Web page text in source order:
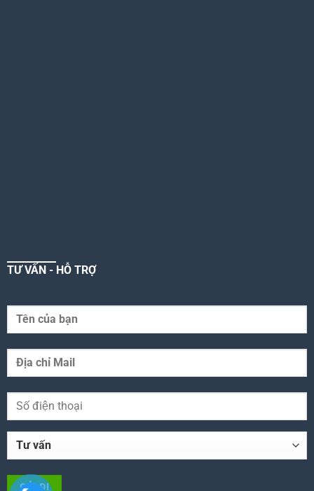
TƯ VẤN - HỖ TRỢ